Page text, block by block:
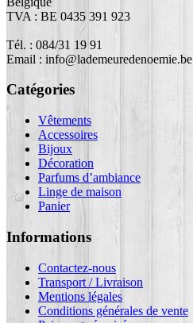
TVA : BE 0435 391 923
Tél. : 084/31 19 91
Email : info@lademeuredenoemie.be
Catégories
Vêtements
Accessoires
Bijoux
Décoration
Parfums d’ambiance
Linge de maison
Panier
Informations
Contactez-nous
Transport / Livraison
Mentions légales
Conditions générales de vente